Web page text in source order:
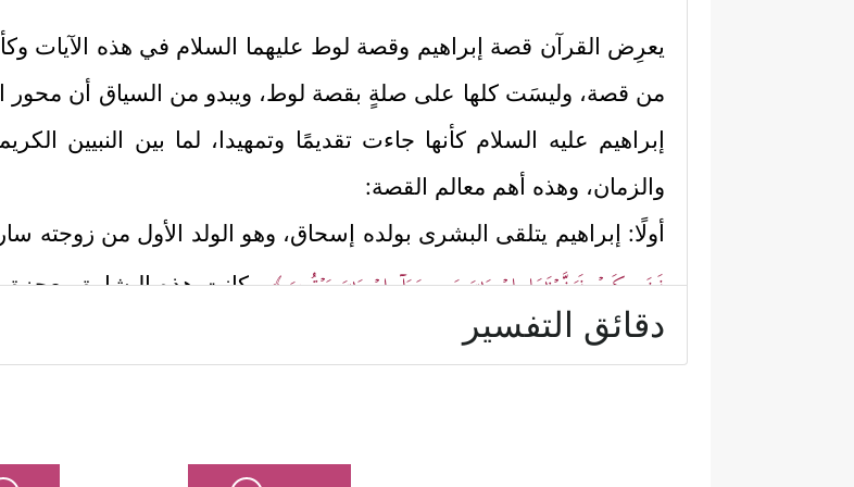
يعرِض القرآن قصة إبراهيم وقصة لوط عليهما السلام في هذه الآيات
من قصة، وليسَت كلها على صلةٍ بقصة لوط، ويبدو من السياق أن محور
إبراهيم عليه السلام كأنها جاءت تقديمًا وتمهيدا، لما بين
والزمان، وهذه أهم معالم القصة:
أولًا: إبراهيم يتلقى البشرى بولده إسحاق، وهو الولد الأول من زوجته
فَضَحِكَتۡ فَبَشَّرۡنَـٰهَا بِإِسۡحَـٰقَ وَمِن وَرَاۤءِ إِسۡحَـٰقَ یَعۡقُوبَ﴾وكانت هذه البشارة معجزة
بَعۡلِی شَیۡخًاۖ إِنَّ هَـٰذَا لَشَیۡءٌ عَجِیبࣱ﴾
دقائق التفسير